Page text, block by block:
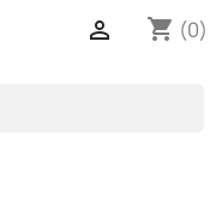
shopping_cart (0)
